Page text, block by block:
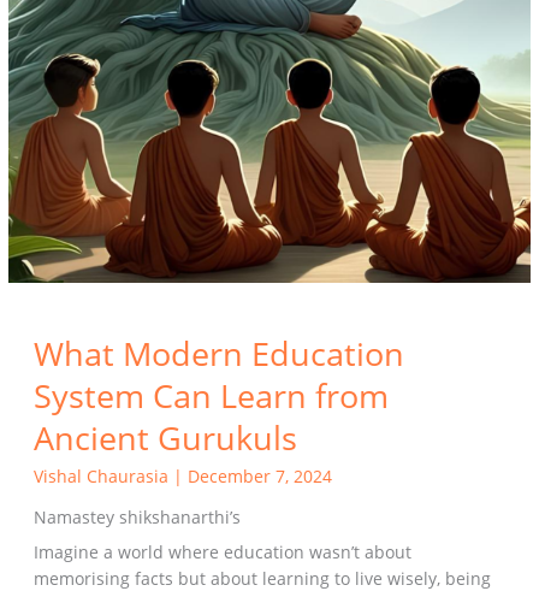
What Modern Education
System Can Learn from
Ancient Gurukuls
Vishal Chaurasia | December 7, 2024
Namastey shikshanarthi’s
Imagine a world where education wasn’t about
memorising facts but about learning to live wisely, being